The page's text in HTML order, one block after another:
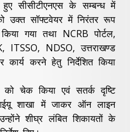
हुए सीसीटीएनएस के सम्बन्ध में
उक्त सॉफ्टवेयर में निरंतर रूप
गया तथा NCRB पोर्टल,
ITSSO, NDSO, उत्तराखण्ड
कार्य करने हेतु निर्देशित किया
चेक किया एवं सतर्क दृष्टि
शाखा में जाकर ऑन लाइन
शीघ्र लंबित शिकायतों के